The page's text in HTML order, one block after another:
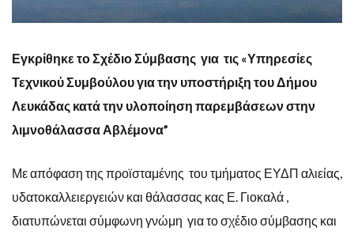
Εγκρίθηκε το Σχέδιο Σύμβασης για τις «Υπηρεσίες
Τεχνικού Συμβούλου για την υποστήριξη του Δήμου
Λευκάδας κατά την υλοποίηση παρεμβάσεων στην
λιμνοθάλασσα Αβλέμονα”
Με απόφαση της προϊσταμένης του τμήματος ΕΥΔΠ αλιείας,
υδατοκαλλειεργειών και θάλασσας κας Ε. Γιοκαλά ,
διατυπώνεται σύμφωνη γνώμη για το σχέδιο σύμβασης και